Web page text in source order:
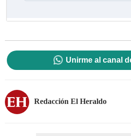
Unirme al canal
Redacción El Heraldo